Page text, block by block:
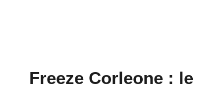
Freeze Corleone : le